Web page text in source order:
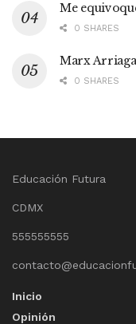
Me
0 SHARES
Marx
0 SHARES
Educación Futura
CDMX
555555555
Inicio
Opinión